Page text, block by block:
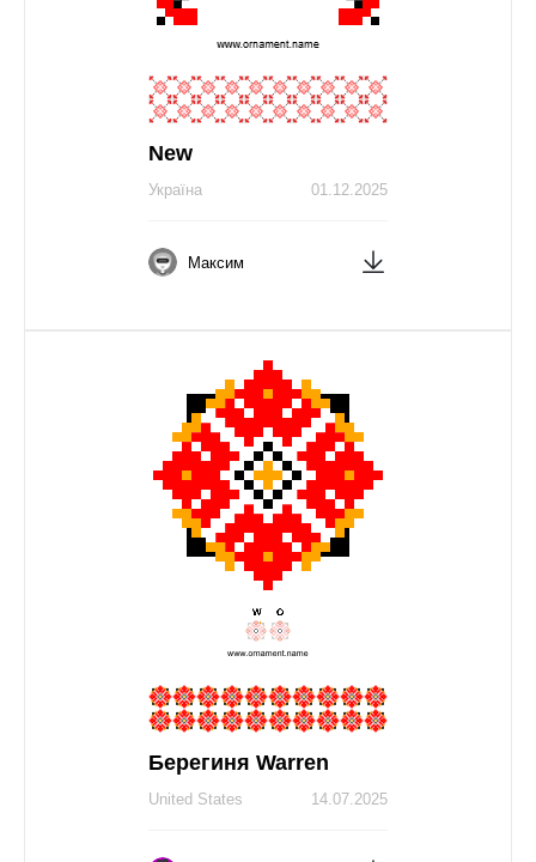
New
01.12.2025
Україна
Максим
Берегиня Warren
14.07.2025
United States